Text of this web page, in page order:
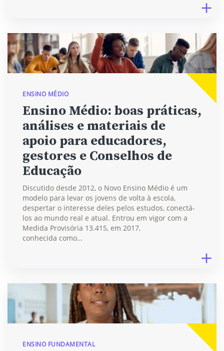
ENSINO MÉDIO
Ensino Médio: boas práticas,
análises e materiais de
apoio para educadores,
gestores e Conselhos de
Educação
Discutido desde 2012, o Novo Ensino Médio é um
modelo para levar os jovens de volta à escola,
despertar o interesse deles pelos estudos, conectá-
los ao mundo real e atual. Entrou em vigor com a
Medida Provisória 13.415, em 2017,
conhecida como…
ENSINO FUNDAMENTAL